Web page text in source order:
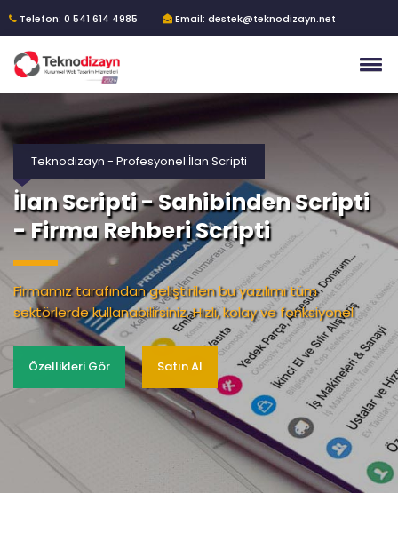
Telefon: 0 541 614 4985 Email: destek@teknodizayn.net
Teknodizayn - Profesyonel İlan Scripti
İlan Scripti - Sahibinden Scripti
- Firma Rehberi Scripti
Firmamız tarafından geliştirilen bu yazılımı tüm
sektörlerde kullanabilirsiniz. Hızlı, kolay ve fonksiyonel
Özellikleri Gör Satın Al